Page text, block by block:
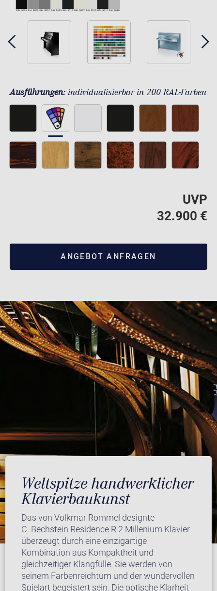
Ausführungen: individualisierbar in 200 RAL-Farben
UVP
32.900 €
ANGEBOT ANFRAGEN
Weltspitze handwerklicher
Klavierbaukunst
Das von Volkmar Rommel designte
C. Bechstein Residence R 2 Millenium Klavier
überzeugt durch eine einzigartige
Kombination aus Kompaktheit und
gleichzeitiger Klangfülle. Sie werden von
seinem Farbenreichtum und der wundervollen
Spielart begeistert sein. Die optische Klarheit